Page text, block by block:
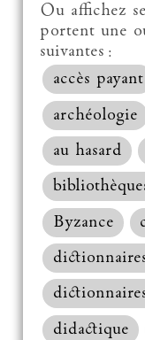
Ou affichez
portent une
suivantes :
accès payant
archéologie
au hasard
Byzance
didactique